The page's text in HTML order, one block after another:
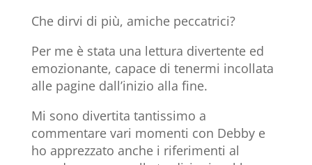
Che dirvi di più, amiche peccatrici?
Per me è stata una lettura divertente ed
emozionante, capace di tenermi incollata
alle pagine dall’inizio alla fine.
Mi sono divertita tantissimo a
commentare vari momenti con Debby e
ho apprezzato anche i riferimenti al